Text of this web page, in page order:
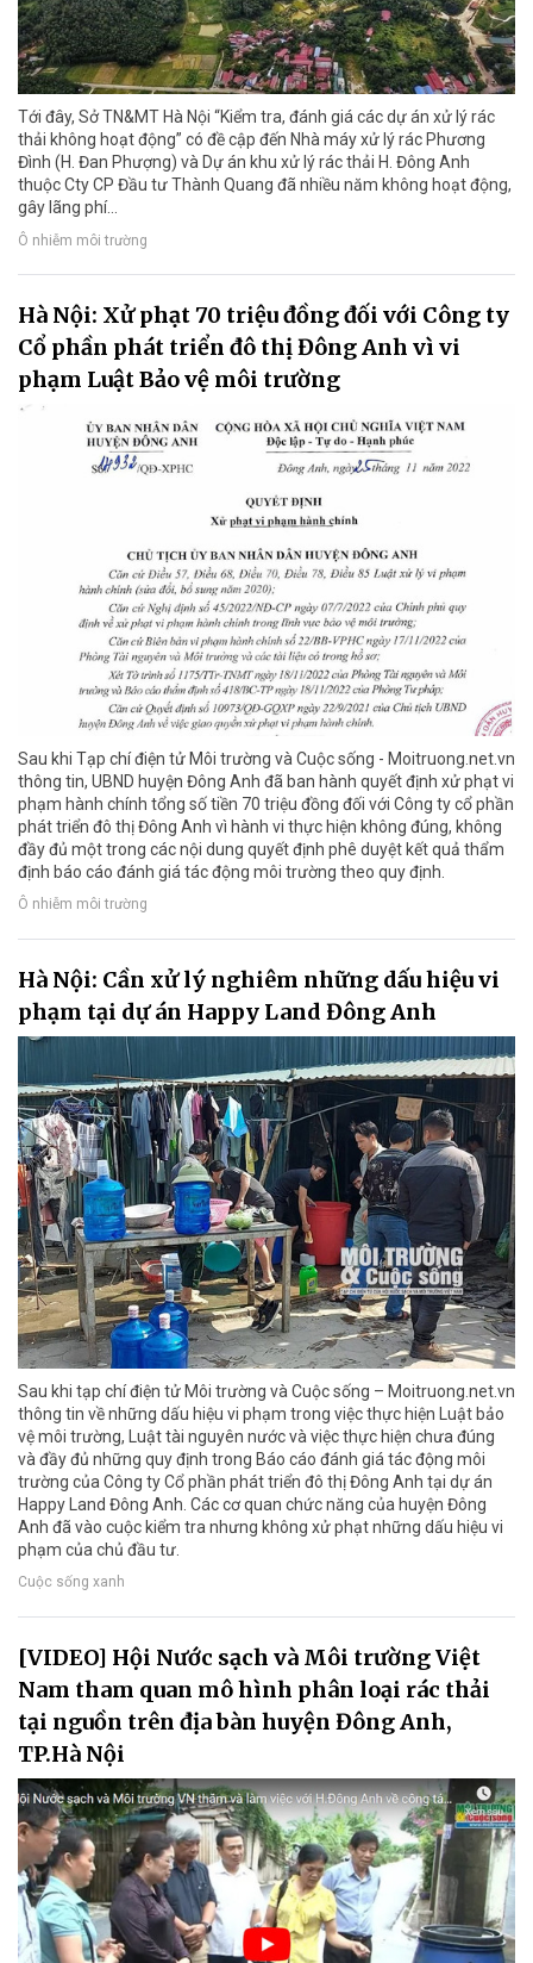
Tới đây, Sở TN&MT Hà Nội “Kiểm tra, đánh giá các dự án xử lý rác
thải không hoạt động” có đề cập đến Nhà máy xử lý rác Phương
Đình (H. Đan Phượng) và Dự án khu xử lý rác thải H. Đông Anh
thuộc Cty CP Đầu tư Thành Quang đã nhiều năm không hoạt động,
gây lãng phí...
Ô nhiễm môi trường
Hà Nội: Xử phạt 70 triệu đồng đối với Công ty
Cổ phần phát triển đô thị Đông Anh vì vi
phạm Luật Bảo vệ môi trường
Sau khi Tạp chí điện tử Môi trường và Cuộc sống - Moitruong.net.vn
thông tin, UBND huyện Đông Anh đã ban hành quyết định xử phạt vi
phạm hành chính tổng số tiền 70 triệu đồng đối với Công ty cổ phần
phát triển đô thị Đông Anh vì hành vi thực hiện không đúng, không
đầy đủ một trong các nội dung quyết định phê duyệt kết quả thẩm
định báo cáo đánh giá tác động môi trường theo quy định.
Ô nhiễm môi trường
Hà Nội: Cần xử lý nghiêm những dấu hiệu vi
phạm tại dự án Happy Land Đông Anh
Sau khi tạp chí điện tử Môi trường và Cuộc sống – Moitruong.net.vn
thông tin về những dấu hiệu vi phạm trong việc thực hiện Luật bảo
vệ môi trường, Luật tài nguyên nước và việc thực hiện chưa đúng
và đầy đủ những quy định trong Báo cáo đánh giá tác động môi
trường của Công ty Cổ phần phát triển đô thị Đông Anh tại dự án
Happy Land Đông Anh. Các cơ quan chức năng của huyện Đông
Anh đã vào cuộc kiểm tra nhưng không xử phạt những dấu hiệu vi
phạm của chủ đầu tư.
Cuộc sống xanh
[VIDEO] Hội Nước sạch và Môi trường Việt
Nam tham quan mô hình phân loại rác thải
tại nguồn trên địa bàn huyện Đông Anh,
TP.Hà Nội